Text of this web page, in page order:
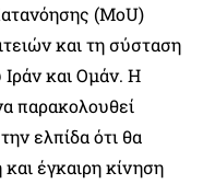
(MoU)
και τη σύσταση
και Ομάν. Η
παρακολουθεί
ελπίδα ότι θα
έγκαιρη κίνηση